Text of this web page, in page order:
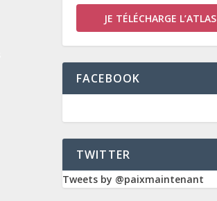
JE TÉLÉCHARGE L’ATLAS
FACEBOOK
TWITTER
Tweets by @paixmaintenant